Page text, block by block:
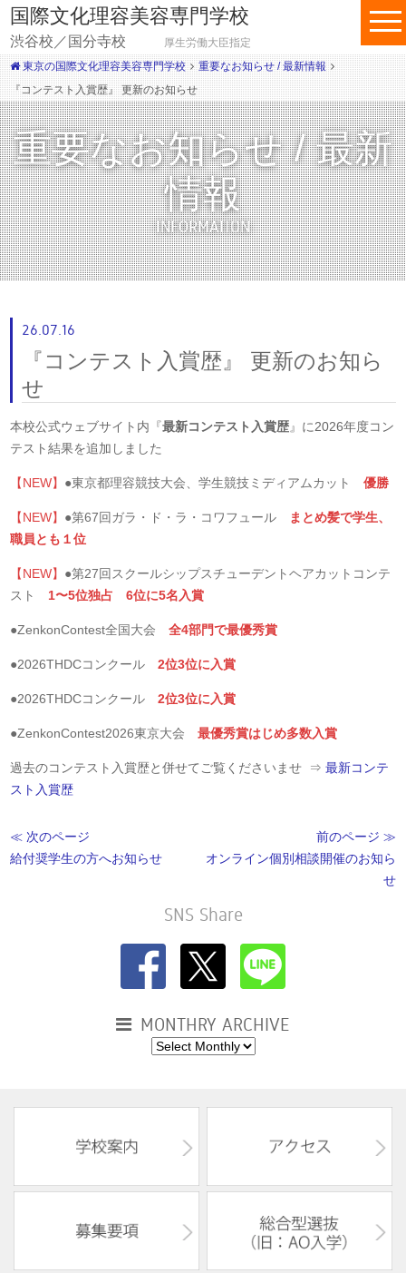
国際文化理容美容専門学校
渋谷校／国分寺校
厚生労働大臣指定
東京の国際文化理容美容専門学校
重要なお知らせ / 最新情報
『コンテスト入賞歴』 更新のお知らせ
重要なお知らせ / 最新
情報
INFORMATION
26.07.16
『コンテスト入賞歴』 更新のお知ら
せ
本校公式ウェブサイト内『最新コンテスト入賞歴』に2026年度コン
テスト結果を追加しました
【NEW】 ●東京都理容競技大会、学生競技ミディアムカット優勝
【NEW】 ●第67回ガラ・ド・ラ・コワフュール
まとめ髪で学生、
職員とも１位
【NEW】 ●第27回スクールシップスチューデントヘアカットコンテ
スト
1〜5位独占 6位に5名入賞
●ZenkonContest全国大会 全4部門で最優秀賞
●2026THDCコンクール 2位3位に入賞
●2026THDCコンクール 2位3位に入賞
●ZenkonContest2026東京大会 最優秀賞はじめ多数入賞
過去のコンテスト入賞歴と併せてご覧くださいませ ⇒最新コンテ
スト入賞歴
≪ 次のページ
給付奨学生の方へお知らせ
前のページ ≫
オンライン個別相談開催のお知ら
せ
SNS Share
MONTHRY ARCHIVE